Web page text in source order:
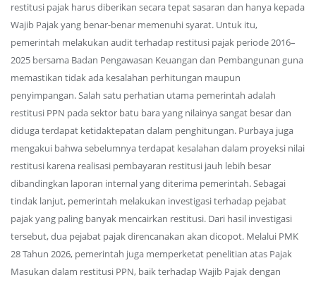
restitusi pajak harus diberikan secara tepat sasaran dan hanya kepada
Wajib Pajak yang benar-benar memenuhi syarat. Untuk itu,
pemerintah melakukan audit terhadap restitusi pajak periode 2016–
2025 bersama Badan Pengawasan Keuangan dan Pembangunan guna
memastikan tidak ada kesalahan perhitungan maupun
penyimpangan. Salah satu perhatian utama pemerintah adalah
restitusi PPN pada sektor batu bara yang nilainya sangat besar dan
diduga terdapat ketidaktepatan dalam penghitungan. Purbaya juga
mengakui bahwa sebelumnya terdapat kesalahan dalam proyeksi nilai
restitusi karena realisasi pembayaran restitusi jauh lebih besar
dibandingkan laporan internal yang diterima pemerintah. Sebagai
tindak lanjut, pemerintah melakukan investigasi terhadap pejabat
pajak yang paling banyak mencairkan restitusi. Dari hasil investigasi
tersebut, dua pejabat pajak direncanakan akan dicopot. Melalui PMK
28 Tahun 2026, pemerintah juga memperketat penelitian atas Pajak
Masukan dalam restitusi PPN, baik terhadap Wajib Pajak dengan